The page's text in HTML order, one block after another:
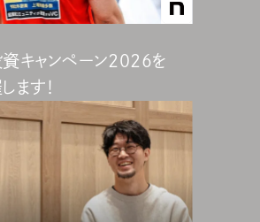
キャンペーン2026を
ます！